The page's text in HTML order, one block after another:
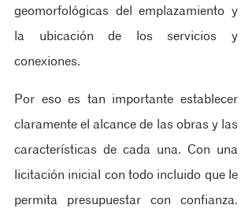
geomorfológicas del emplazamiento y
la ubicación de los servicios y
conexiones.
Por eso es tan importante establecer
claramente el alcance de las obras y las
características de cada una. Con una
licitación inicial con todo incluido que le
permita presupuestar con confianza.